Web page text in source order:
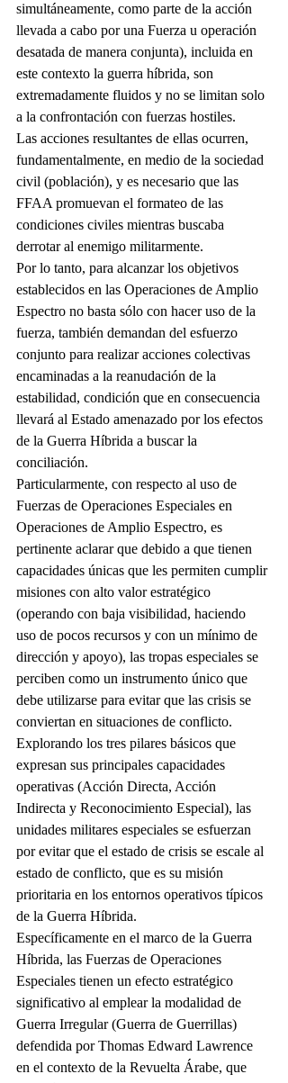
simultáneamente, como parte de la acción
llevada a cabo por una Fuerza u operación
desatada de manera conjunta), incluida en
este contexto la guerra híbrida, son
extremadamente fluidos y no se limitan solo
a la confrontación con fuerzas hostiles.
Las acciones resultantes de ellas ocurren,
fundamentalmente, en medio de la sociedad
civil (población), y es necesario que las
FFAA promuevan el formateo de las
condiciones civiles mientras buscaba
derrotar al enemigo militarmente.
Por lo tanto, para alcanzar los objetivos
establecidos en las Operaciones de Amplio
Espectro no basta sólo con hacer uso de la
fuerza, también demandan del esfuerzo
conjunto para realizar acciones colectivas
encaminadas a la reanudación de la
estabilidad, condición que en consecuencia
llevará al Estado amenazado por los efectos
de la Guerra Híbrida a buscar la
conciliación.
Particularmente, con respecto al uso de
Fuerzas de Operaciones Especiales en
Operaciones de Amplio Espectro, es
pertinente aclarar que debido a que tienen
capacidades únicas que les permiten cumplir
misiones con alto valor estratégico
(operando con baja visibilidad, haciendo
uso de pocos recursos y con un mínimo de
dirección y apoyo), las tropas especiales se
perciben como un instrumento único que
debe utilizarse para evitar que las crisis se
conviertan en situaciones de conflicto.
Explorando los tres pilares básicos que
expresan sus principales capacidades
operativas (Acción Directa, Acción
Indirecta y Reconocimiento Especial), las
unidades militares especiales se esfuerzan
por evitar que el estado de crisis se escale al
estado de conflicto, que es su misión
prioritaria en los entornos operativos típicos
de la Guerra Híbrida.
Específicamente en el marco de la Guerra
Híbrida, las Fuerzas de Operaciones
Especiales tienen un efecto estratégico
significativo al emplear la modalidad de
Guerra Irregular (Guerra de Guerrillas)
defendida por Thomas Edward Lawrence
en el contexto de la Revuelta Árabe, que